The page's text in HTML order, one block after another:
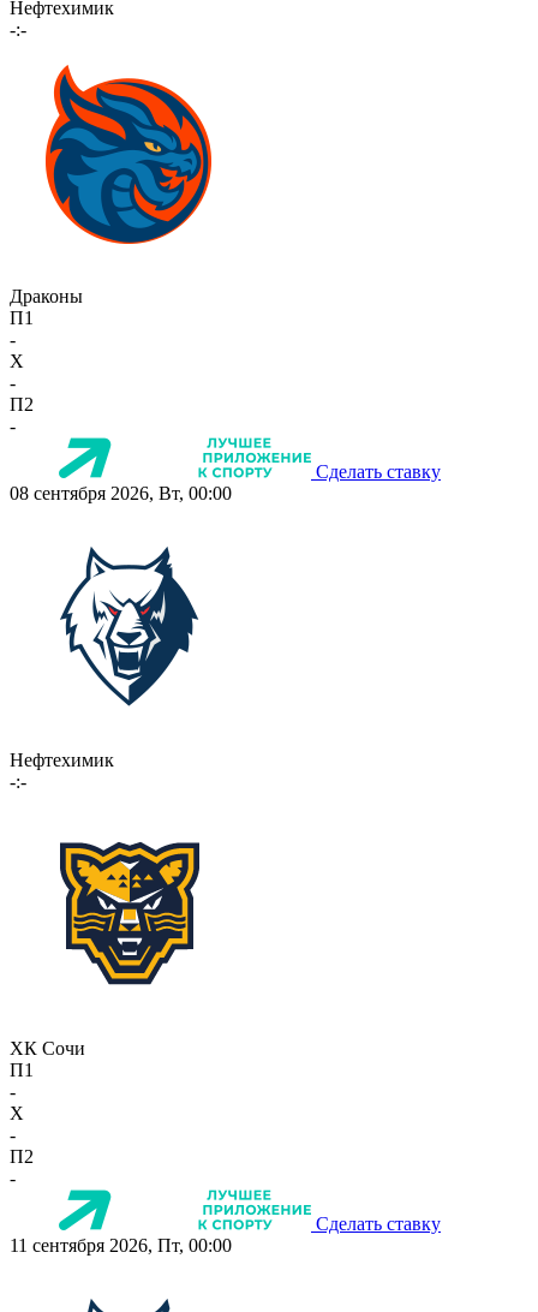
Нефтехимик
-:-
Драконы
П1
-
X
-
П2
-
Сделать ставку
08 сентября 2026, Вт, 00:00
Нефтехимик
-:-
ХК Сочи
П1
-
X
-
П2
-
Сделать ставку
11 сентября 2026, Пт, 00:00